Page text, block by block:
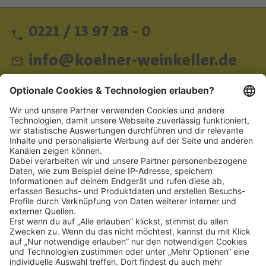
0221 / 13 97 28 - 0
info@koelner-weinkeller.de
Schnellzugriff
ZAHLUNGSMETHODEN
SOCIAL
NEWSLETTER
BESUCHEN SIE UNS